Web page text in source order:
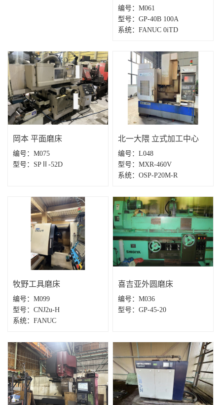
编号：M061
型号：GP-40B 100A
系统：FANUC 0iTD
岡本 平面磨床
编号：M075
型号：SPⅡ-52D
北一大隈 立式加工中心
编号：L048
型号：MXR-460V
系统：OSP-P20M-R
牧野工具磨床
编号：M099
型号：CNJ2u-H
系统：FANUC
喜吉亚外圆磨床
编号：M036
型号：GP-45-20